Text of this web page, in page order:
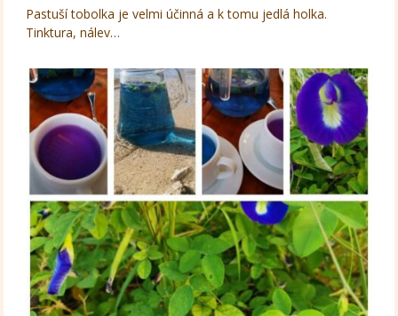
Pastuší tobolka je velmi účinná a k tomu jedlá holka.
Tinktura, nálev…